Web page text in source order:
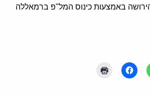
באמצעות כינוס המל"פ ברמאללה